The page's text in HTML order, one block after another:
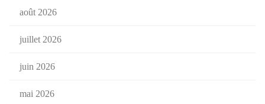
août 2026
juillet 2026
juin 2026
mai 2026